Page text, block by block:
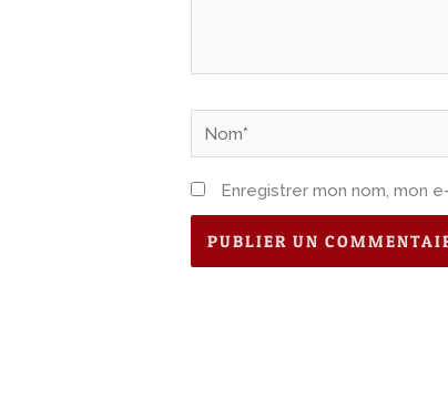
Nom*
Enregistrer mon nom, mon